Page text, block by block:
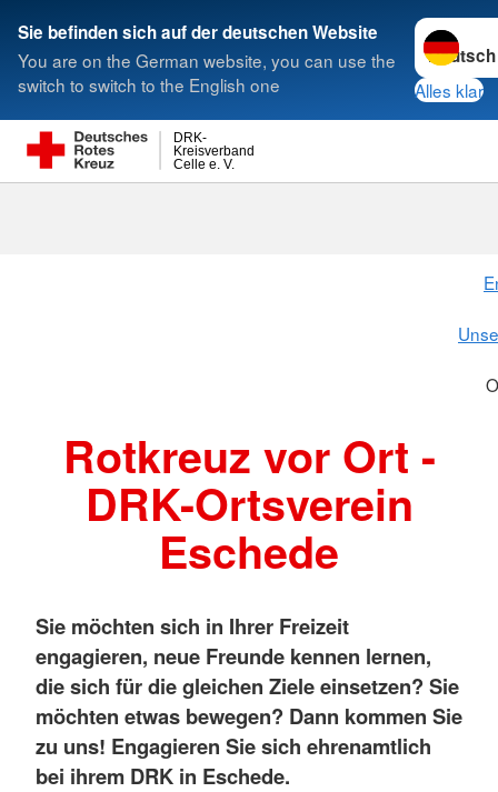
Sie befinden sich auf der deutschen Website
You are on the German website, you can use the
switch to switch to the English one
Sprache
Alles klar
Celle e. V.
Kreisverband
DRK-
Suche
Rotkreuz vor Ort -
DRK-Ortsverein
Eschede
Sie möchten sich in Ihrer Freizeit
engagieren, neue Freunde kennen lernen,
die sich für die gleichen Ziele einsetzen? Sie
möchten etwas bewegen? Dann kommen Sie
zu uns! Engagieren Sie sich ehrenamtlich
bei ihrem DRK in Eschede.